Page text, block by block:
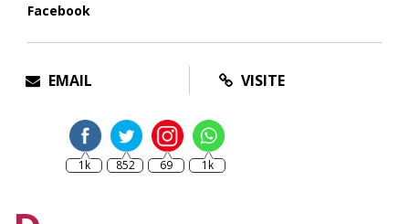
Facebook
EMAIL VISITE
1k 852 69 1k